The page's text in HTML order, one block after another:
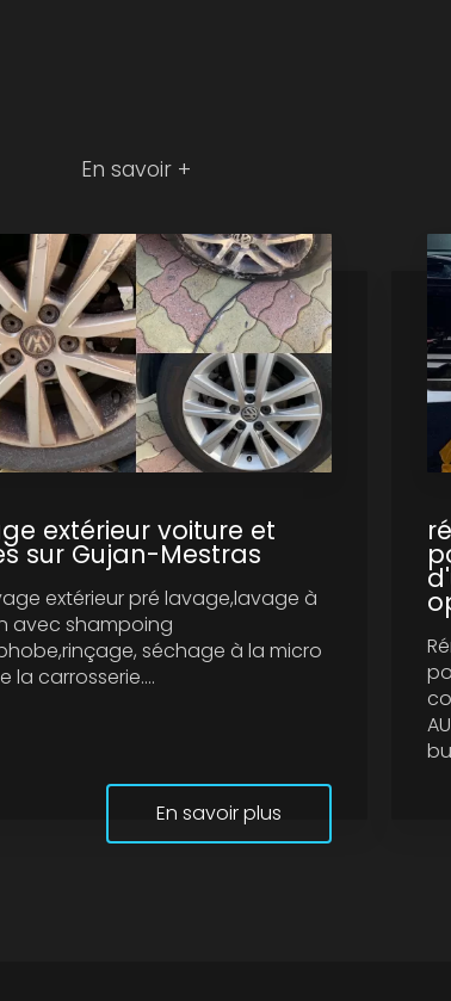
En savoir +
extérieur voiture et
sur Gujan-Mestras
extérieur pré lavage,lavage à
avec shampoing
séchage à la micro
la carrosserie....
En savoir plus